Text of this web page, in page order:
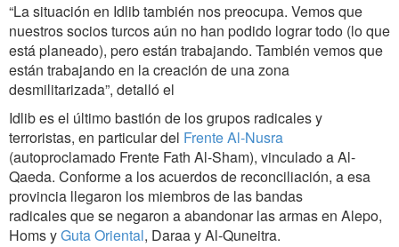
“La situación en Idlib también nos preocupa. Vemos que
nuestros socios turcos aún no han podido lograr todo (lo que
está planeado), pero están trabajando. También vemos que
están trabajando en la creación de una zona
desmilitarizada”, detalló el
Idlib es el último bastión de los grupos radicales y
terroristas, en particular del Frente Al-Nusra
(autoproclamado Frente Fath Al-Sham), vinculado a Al-
Qaeda. Conforme a los acuerdos de reconciliación, a esa
provincia llegaron los miembros de las bandas
radicales que se negaron a abandonar las armas en Alepo,
Homs yGuta Oriental, Daraa y Al-Quneitra.